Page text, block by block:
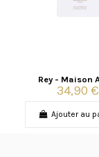
Rey - Maison
34,90 €
Ajouter au